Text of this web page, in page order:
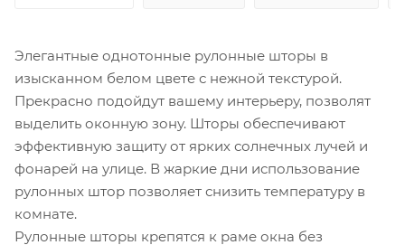
Элегантные однотонные рулонные шторы в
изысканном белом цвете с нежной текстурой.
Прекрасно подойдут вашему интерьеру, позволят
выделить оконную зону. Шторы обеспечивают
эффективную защиту от ярких солнечных лучей и
фонарей на улице. В жаркие дни использование
рулонных штор позволяет снизить температуру в
комнате.
Рулонные шторы крепятся к раме окна без